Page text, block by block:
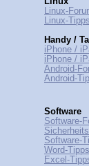
Linux-
Linux-Tipps
Handy /
iPhone /
iPhone /
Android-
Android-
Software
Software-
Software-
Word-Tipps
Excel-